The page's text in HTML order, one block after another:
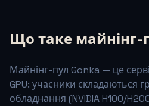
Що таке майнінг-
Майнінг-пул Gonka — це
GPU: учасники складаються
обладнання (NVIDIA H100/